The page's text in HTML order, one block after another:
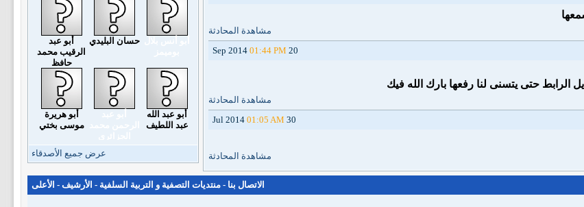
مشاهدة المحادثة
20 Sep 2014
01:44 PM
الرابط حتى يتسنى لنا رفعها بارك الله فيك
مشاهدة المحادثة
30 Jul 2014
01:05 AM
مشاهدة المحادثة
حسان البليدي
أبو عبد
الرقيب محمد
حافظ
أبو عبد الله
عبد اللطيف
أبو هريرة
موسى بختي
عرض جميع الأصدقاء
الاتصال بنا - منتديات التصفية و التربية السلفية - الأرشيف - الأعلى